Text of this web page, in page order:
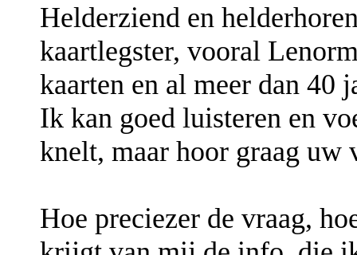
Helderziend en
kaartlegster, vooral
kaarten en al meer dan 40
Ik kan goed luisteren en
knelt, maar hoor graag uw
Hoe preciezer de vraag,